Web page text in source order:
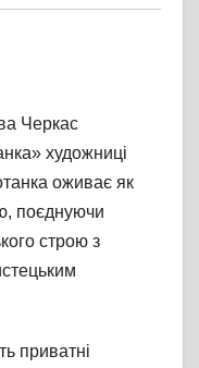
Черкас
художниці
оживає як
поєднуючи
строю з
приватні